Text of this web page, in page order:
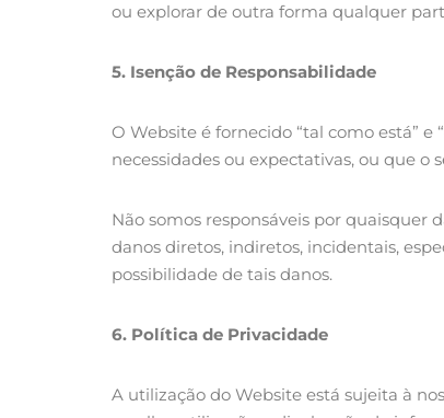
ou explorar de outra forma qualquer
5. Isenção de Responsabilidade
O Website é fornecido “tal como está”
necessidades ou expectativas, ou que o
Não somos responsáveis por quaisquer
danos diretos, indiretos, incidentais,
possibilidade de tais danos.
6. Política de Privacidade
A utilização do Website está sujeita à